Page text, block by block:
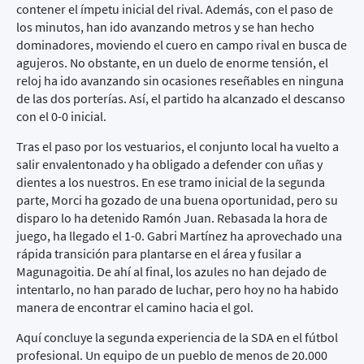
contener el ímpetu inicial del rival. Además, con el paso de
los minutos, han ido avanzando metros y se han hecho
dominadores, moviendo el cuero en campo rival en busca de
agujeros. No obstante, en un duelo de enorme tensión, el
reloj ha ido avanzando sin ocasiones reseñables en ninguna
de las dos porterías. Así, el partido ha alcanzado el descanso
con el 0-0 inicial.
Tras el paso por los vestuarios, el conjunto local ha vuelto a
salir envalentonado y ha obligado a defender con uñas y
dientes a los nuestros. En ese tramo inicial de la segunda
parte, Morci ha gozado de una buena oportunidad, pero su
disparo lo ha detenido Ramón Juan. Rebasada la hora de
juego, ha llegado el 1-0. Gabri Martínez ha aprovechado una
rápida transición para plantarse en el área y fusilar a
Magunagoitia. De ahí al final, los azules no han dejado de
intentarlo, no han parado de luchar, pero hoy no ha habido
manera de encontrar el camino hacia el gol.
Aquí concluye la segunda experiencia de la SDA en el fútbol
profesional. Un equipo de un pueblo de menos de 20.000